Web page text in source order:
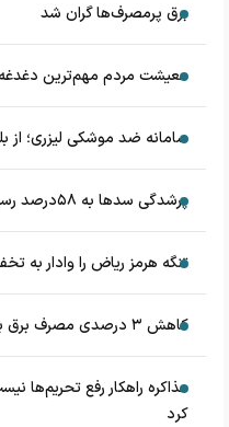
برق پرمصرف‌ها گران شد
معیشت مردم مهم‌ترین
سامانه ضد موشکی لیزری؛ از
پرشدگی سدها به ۵۸درصد رسید
تنگه هرمز ریاض را وادار به
کاهش ۳ درصدی مصرف برق برای دومین سال متوالی
مذاکره راهکار رفع تحریم‌ها
کرد